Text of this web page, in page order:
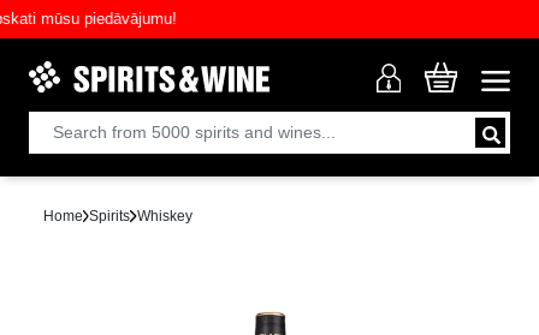
mūsu piedāvājumu!
Home Spirits Whiskey